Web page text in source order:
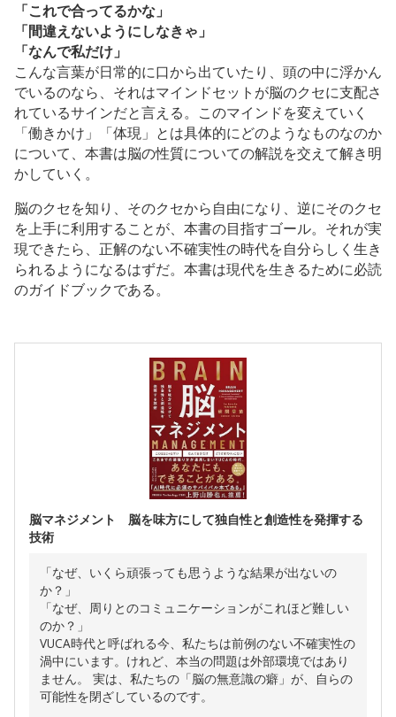
「これで合ってるかな」
「間違えないようにしなきゃ」
「なんで私だけ」
こんな言葉が日常的に口から出ていたり、頭の中に浮かん
でいるのなら、それはマインドセットが脳のクセに支配さ
れているサインだと言える。このマインドを変えていく
「働きかけ」「体現」とは具体的にどのようなものなのか
について、本書は脳の性質についての解説を交えて解き明
かしていく。
脳のクセを知り、そのクセから自由になり、逆にそのクセ
を上手に利用することが、本書の目指すゴール。それが実
現できたら、正解のない不確実性の時代を自分らしく生き
られるようになるはずだ。本書は現代を生きるために必読
のガイドブックである。
脳マネジメント 脳を味方にして独自性と創造性を発揮する
技術
「なぜ、いくら頑張っても思うような結果が出ないの
か？」
「なぜ、周りとのコミュニケーションがこれほど難しい
のか？」
VUCA時代と呼ばれる今、私たちは前例のない不確実性の
渦中にいます。けれど、本当の問題は外部環境ではあり
ません。 実は、私たちの「脳の無意識の癖」が、自らの
可能性を閉ざしているのです。